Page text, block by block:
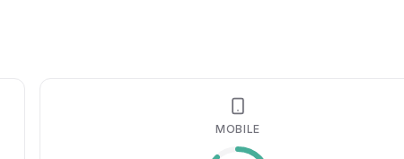
MOBILE